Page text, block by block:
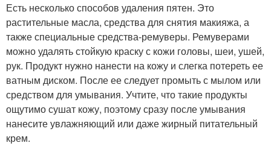
Есть несколько способов удаления пятен. Это
растительные масла, средства для снятия макияжа, а
также специальные средства-ремуверы. Ремуверами
можно удалять стойкую краску с кожи головы, шеи, ушей,
рук. Продукт нужно нанести на кожу и слегка потереть ее
ватным диском. После ее следует промыть с мылом или
средством для умывания. Учтите, что такие продукты
ощутимо сушат кожу, поэтому сразу после умывания
нанесите увлажняющий или даже жирный питательный
крем.